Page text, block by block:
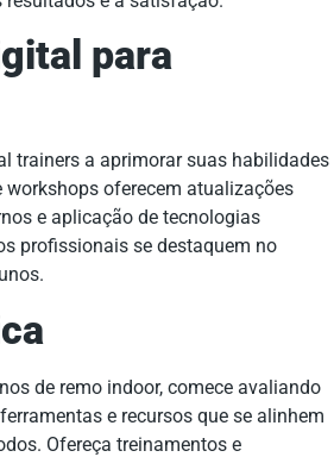
para
trainers a aprimorar suas habilidades
workshops oferecem atualizações
e aplicação de tecnologias
profissionais se destaquem no
de remo indoor, comece avaliando
e recursos que se alinhem
Ofereça treinamentos e